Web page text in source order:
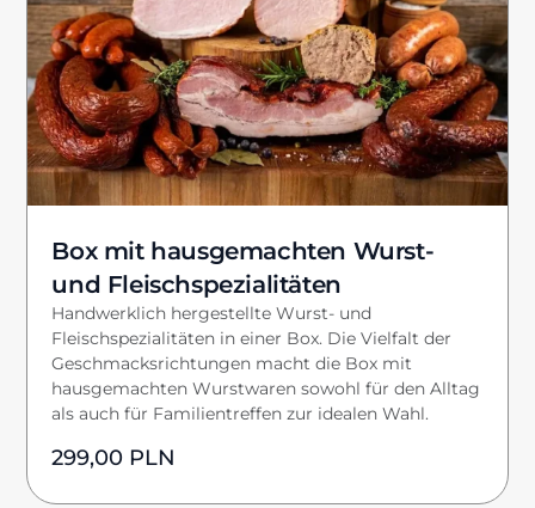
Box mit hausgemachten Wurst-
und Fleischspezialitäten
Handwerklich hergestellte Wurst- und
Fleischspezialitäten in einer Box. Die Vielfalt der
Geschmacksrichtungen macht die Box mit
hausgemachten Wurstwaren sowohl für den Alltag
als auch für Familientreffen zur idealen Wahl.
299,00 PLN